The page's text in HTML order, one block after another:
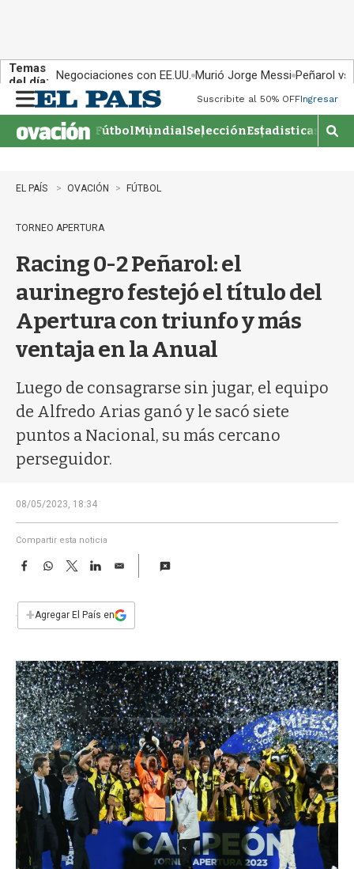
Temas
del día: Negociaciones con EE.UU. Murió Jorge Messi Peñarol
n
u
Suscribite al 50% OFFIngresar
FútbolMundialSelecciónEstadisticas
M
o
EL PAÍS OVACIÓN FÚTBOL
TORNEO APERTURA
Racing 0-2 Peñarol: el
aurinegro festejó el título del
Apertura con triunfo y más
ventaja en la Anual
Luego de consagrarse sin jugar, el equipo
de Alfredo Arias ganó y le sacó siete
puntos a Nacional, su más cercano
perseguidor.
08/05/2023, 18:34
Compartir esta noticia
F
e
b
k
W
s
p
T
w
t
L
n
E
i
l
+Agregar El País en